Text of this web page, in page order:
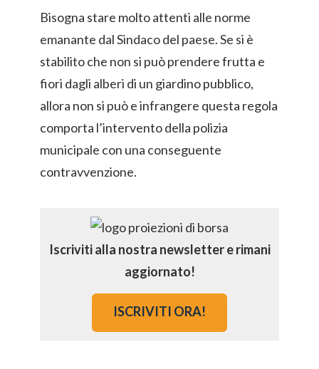
Bisogna stare molto attenti alle norme
emanante dal Sindaco del paese. Se si è
stabilito che non si può prendere frutta e
fiori dagli alberi di un giardino pubblico,
allora non si può e infrangere questa regola
comporta l’intervento della polizia
municipale con una conseguente
contravvenzione.
Iscriviti alla nostra newsletter e rimani
aggiornato!
ISCRIVITI ORA!